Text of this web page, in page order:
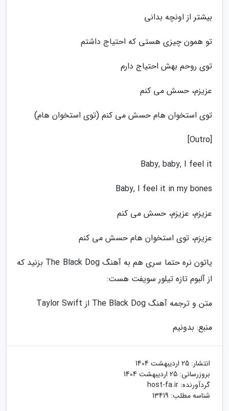
بیشتر از اونچه بدانی
تو همون چیزی هستی که احتیاج داشتم
توی روحم بهش احتیاج دارم
عزیزم، حسش می کنم
توی استخوان هام حسش می کنم (توی استخوان هام)
[Outro]
Baby, baby, I feel it
Baby, I feel it in my bones
عزیزم، عزیزم، حسش می کنم
عزیزم، توی استخوان هام حسش می کنم
یاتون نره حتما سری هم به آهنگ The Black Dog بزنید که
از آلبوم تازه تیلور سویفت هست:
متن و ترجمه آهنگ The Black Dog از Taylor Swift
منبع: بدونیم
انتشار: 25 اردیبهشت 1404
بروزرسانی: 25 اردیبهشت 1404
گردآورنده: host-fa.ir
شناسه مطلب: 13419